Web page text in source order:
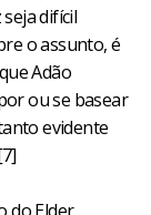
difícil
o assunto, é
Adão
ou se basear
evidente